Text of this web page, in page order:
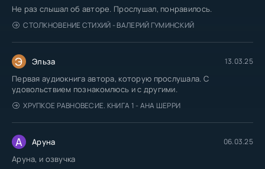
Не раз слышал об авторе. Прослушал, понравилось.
СТОЛКНОВЕНИЕ СТИХИЙ - ВАЛЕРИЙ ГУМИНСКИЙ
Э Эльза 13.03.25
Первая аудиокнига автора, которую прослушала. С
удовольствием познакомлюсь и с другими.
ХРУПКОЕ РАВНОВЕСИЕ. КНИГА 1 - АНА ШЕРРИ
А Аруна 06.03.25
Аруна, и озвучка